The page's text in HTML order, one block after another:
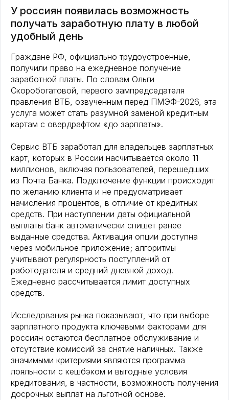
У россиян появилась возможность
получать заработную плату в любой
удобный день
Граждане РФ, официально трудоустроенные,
получили право на ежедневное получение
заработной платы. По словам Ольги
Скоробогатовой, первого зампредседателя
правления ВТБ, озвученным перед ПМЭФ-2026, эта
услуга может стать разумной заменой кредитным
картам с овердрафтом «до зарплаты».
Сервис ВТБ заработал для владельцев зарплатных
карт, которых в России насчитывается около 11
миллионов, включая пользователей, перешедших
из Почта Банка. Подключение функции происходит
по желанию клиента и не предусматривает
начисления процентов, в отличие от кредитных
средств. При наступлении даты официальной
выплаты банк автоматически спишет ранее
выданные средства. Активация опции доступна
через мобильное приложение; алгоритмы
учитывают регулярность поступлений от
работодателя и средний дневной доход.
Ежедневно рассчитывается лимит доступных
средств.
Исследования рынка показывают, что при выборе
зарплатного продукта ключевыми факторами для
россиян остаются бесплатное обслуживание и
отсутствие комиссий за снятие наличных. Также
значимыми критериями являются программа
лояльности с кешбэком и выгодные условия
кредитования, в частности, возможность получения
досрочных выплат на льготной основе.